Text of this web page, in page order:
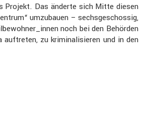
Projekt. Das änderte sich Mitte diesen
umzubauen – sechs­ge­schossig,
noch bei den Behörden
zu krimi­na­li­sieren und in den